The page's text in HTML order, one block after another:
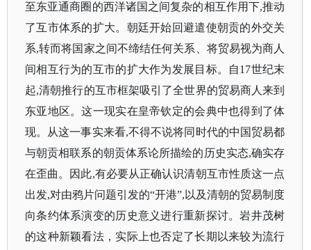
至东亚通商圈的西洋诸国之间复杂的相互作用下,推动
了互市体系的扩大。朝廷开始回避遣使朝贡的外交关
系,转而将国家之间不缔结任何关系、将贸易视为商人
间相互行为的互市的扩大作为发展目标。自17世纪末
起,清朝推行的互市框架吸引了全世界的贸易商人来到
东亚地区。这一现实在皇帝钦定的会典中也得到了体
现。从这一事实来看,不得不说将同时代的中国贸易都
与朝贡相联系的朝贡体系论所描绘的历史实态,确实存
在歪曲。因此,有必要从正确认识清朝互市性质这一点
出发,对由鸦片问题引发的“开港”,以及清朝的贸易制度
向条约体系演变的历史意义进行重新探讨。岩井茂树
的这种新颖看法，实际上也否定了长期以来较为流行